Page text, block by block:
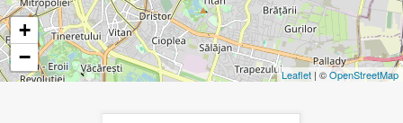
+
−
Leaflet | ©OpenStreetMap